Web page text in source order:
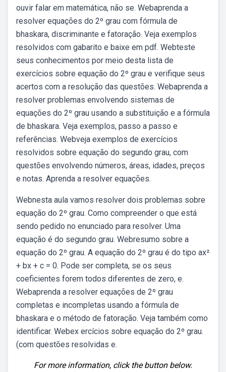
ouvir falar em matemática, não se. Webaprenda a
resolver equações do 2º grau com fórmula de
bhaskara, discriminante e fatoração. Veja exemplos
resolvidos com gabarito e baixe em pdf. Webteste
seus conhecimentos por meio desta lista de
exercícios sobre equação do 2º grau e verifique seus
acertos com a resolução das questões. Webaprenda a
resolver problemas envolvendo sistemas de
equações do 2º grau usando a substituição e a fórmula
de bhaskara. Veja exemplos, passo a passo e
referências. Webveja exemplos de exercícios
resolvidos sobre equação do segundo grau, com
questões envolvendo números, áreas, idades, preços
e notas. Aprenda a resolver equações.
Webnesta aula vamos resolver dois problemas sobre
equação do 2º grau. Como compreender o que está
sendo pedido no enunciado para resolver. Uma
equação é do segundo grau. Webresumo sobre a
equação do 2º grau. A equação do 2º grau é do tipo ax²
+ bx + c = 0. Pode ser completa, se os seus
coeficientes forem todos diferentes de zero, e.
Webaprenda a resolver equações de 2º grau
completas e incompletas usando a fórmula de
bhaskara e o método de fatoração. Veja também como
identificar. Webex ercícios sobre equação do 2º grau.
(com questões resolvidas e.
For more information, click the button below.